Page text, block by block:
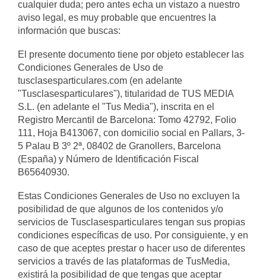
cualquier duda; pero antes echa un vistazo a nuestro
aviso legal, es muy probable que encuentres la
información que buscas:
El presente documento tiene por objeto establecer las
Condiciones Generales de Uso de
tusclasesparticulares.com (en adelante
"Tusclasesparticulares"), titularidad de TUS MEDIA
S.L. (en adelante el "Tus Media"), inscrita en el
Registro Mercantil de Barcelona: Tomo 42792, Folio
111, Hoja B413067, con domicilio social en Pallars, 3-
5 Palau B 3º 2ª, 08402 de Granollers, Barcelona
(España) y Número de Identificación Fiscal
B65640930.
Estas Condiciones Generales de Uso no excluyen la
posibilidad de que algunos de los contenidos y/o
servicios de Tusclasesparticulares tengan sus propias
condiciones específicas de uso. Por consiguiente, y en
caso de que aceptes prestar o hacer uso de diferentes
servicios a través de las plataformas de TusMedia,
existirá la posibilidad de que tengas que aceptar